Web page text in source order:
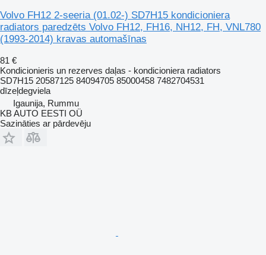
Volvo FH12 2-seeria (01.02-) SD7H15 kondicioniera
radiators paredzēts Volvo FH12, FH16, NH12, FH, VNL780
(1993-2014) kravas automašīnas
81 €
Kondicionieris un rezerves daļas - kondicioniera radiators
SD7H15 20587125 84094705 85000458 7482704531
dīzeļdegviela
Igaunija, Rummu
KB AUTO EESTI OÜ
Sazināties ar pārdevēju